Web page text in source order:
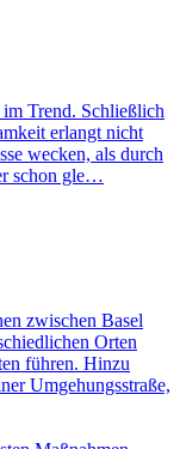
im Trend. Schließlich
erlangt nicht
wecken, als durch
schon gle…
zwischen Basel
Orten
führen. Hinzu
Umgehungsstraße,